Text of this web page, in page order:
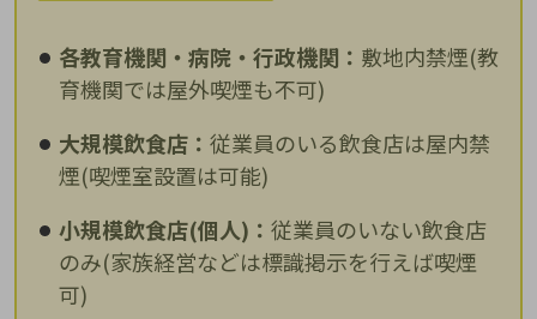
各教育機関・病院・行政機関： 敷地内禁煙(教
育機関では屋外喫煙も不可)
大規模飲食店： 従業員のいる飲食店は屋内禁
煙(喫煙室設置は可能)
小規模飲食店(個人)： 従業員のいない飲食店
のみ(家族経営などは標識掲示を行えば喫煙
可)